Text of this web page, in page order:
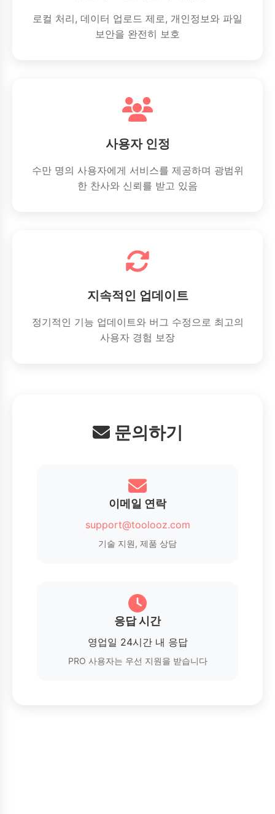
로컬 처리, 데이터 업로드 제로, 개인정보와 파일
보안을 완전히 보호
사용자 인정
수만 명의 사용자에게 서비스를 제공하며 광범위
한 찬사와 신뢰를 받고 있음
지속적인 업데이트
정기적인 기능 업데이트와 버그 수정으로 최고의
사용자 경험 보장
문의하기
이메일 연락
support@toolooz.com
기술 지원, 제품 상담
응답 시간
영업일 24시간 내 응답
PRO 사용자는 우선 지원을 받습니다